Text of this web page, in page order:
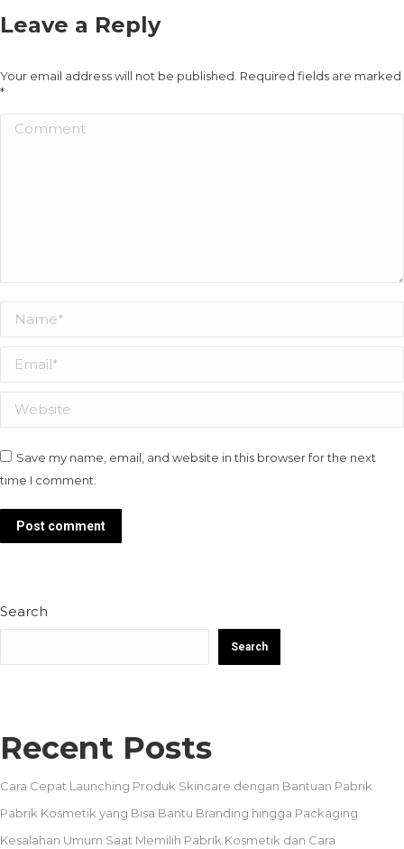
Leave a Reply
Your email address will not be published. Required fields are marked
*
Comment
Name *
Email *
Website
Save my name, email, and website in this browser for the next
time I comment.
Post comment
Search
Search
Recent Posts
Cara Cepat Launching Produk Skincare dengan Bantuan Pabrik
Pabrik Kosmetik yang Bisa Bantu Branding hingga Packaging
Kesalahan Umum Saat Memilih Pabrik Kosmetik dan Cara